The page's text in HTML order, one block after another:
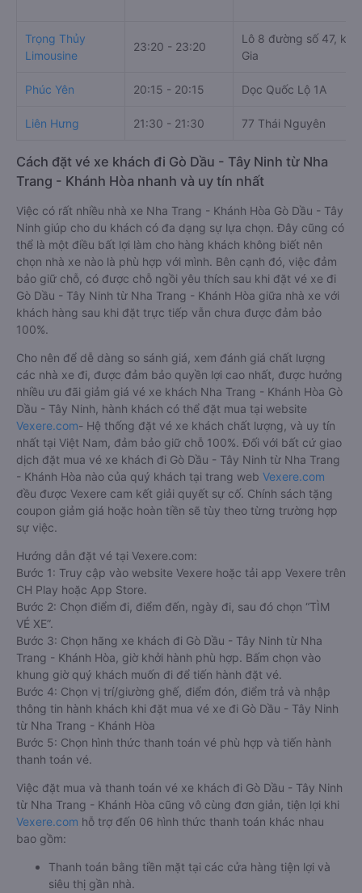
Trọng Thủy
Limousine
23:20 - 23:20
Lô 8 đường số 47,
Gia
Phúc Yên 20:15 - 20:15 Dọc Quốc Lộ 1A
Liên Hưng 21:30 - 21:30 77 Thái Nguyên
Cách đặt vé xe khách đi Gò Dầu - Tây Ninh từ Nha
Trang - Khánh Hòa nhanh và uy tín nhất
Việc có rất nhiều nhà xe Nha Trang - Khánh Hòa Gò Dầu - Tây
Ninh giúp cho du khách có đa dạng sự lựa chọn. Đây cũng có
thể là một điều bất lợi làm cho hàng khách không biết nên
chọn nhà xe nào là phù hợp với mình. Bên cạnh đó, việc đảm
bảo giữ chỗ, có được chỗ ngồi yêu thích sau khi đặt vé xe đi
Gò Dầu - Tây Ninh từ Nha Trang - Khánh Hòa giữa nhà xe với
khách hàng sau khi đặt trực tiếp vẫn chưa được đảm bảo
100%.
Cho nên để dễ dàng so sánh giá, xem đánh giá chất lượng
các nhà xe đi, được đảm bảo quyền lợi cao nhất, được hưởng
nhiều ưu đãi giảm giá vé xe khách Nha Trang - Khánh Hòa Gò
Dầu - Tây Ninh, hành khách có thể đặt mua tại website
Vexere.com- Hệ thống đặt vé xe khách chất lượng, và uy tín
nhất tại Việt Nam, đảm bảo giữ chỗ 100%. Đối với bất cứ giao
dịch đặt mua vé xe khách đi Gò Dầu - Tây Ninh từ Nha Trang
- Khánh Hòa nào của quý khách tại trang web Vexere.com
đều được Vexere cam kết giải quyết sự cố. Chính sách tặng
coupon giảm giá hoặc hoàn tiền sẽ tùy theo từng trường hợp
sự việc.
Hướng dẫn đặt vé tại Vexere.com:
Bước 1: Truy cập vào website Vexere hoặc tải app Vexere trên
CH Play hoặc App Store.
Bước 2: Chọn điểm đi, điểm đến, ngày đi, sau đó chọn “TÌM
VÉ XE”.
Bước 3: Chọn hãng xe khách đi Gò Dầu - Tây Ninh từ Nha
Trang - Khánh Hòa, giờ khởi hành phù hợp. Bấm chọn vào
khung giờ quý khách muốn đi để tiến hành đặt vé.
Bước 4: Chọn vị trí/giường ghế, điểm đón, điểm trả và nhập
thông tin hành khách khi đặt mua vé xe đi Gò Dầu - Tây Ninh
từ Nha Trang - Khánh Hòa
Bước 5: Chọn hình thức thanh toán vé phù hợp và tiến hành
thanh toán vé.
Việc đặt mua và thanh toán vé xe khách đi Gò Dầu - Tây Ninh
từ Nha Trang - Khánh Hòa cũng vô cùng đơn giản, tiện lợi khi
Vexere.com hỗ trợ đến 06 hình thức thanh toán khác nhau
bao gồm:
Thanh toán bằng tiền mặt tại các cửa hàng tiện lợi và
siêu thị gần nhà.